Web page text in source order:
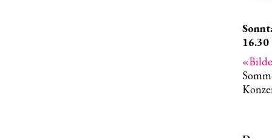
16.30